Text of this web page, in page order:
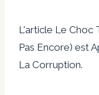
L'article Le Choc
Pas Encore) est
La Corruption.